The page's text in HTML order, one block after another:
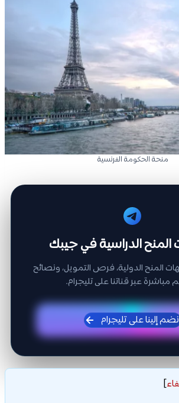
منحة الحكومة الفرنسية
المنح الدراسية في جيبك
المنح الدولية، فرص التمويل، ونصائح
مباشرة عبر قناتنا على تليجرام.
إلينا على تليجرام
]